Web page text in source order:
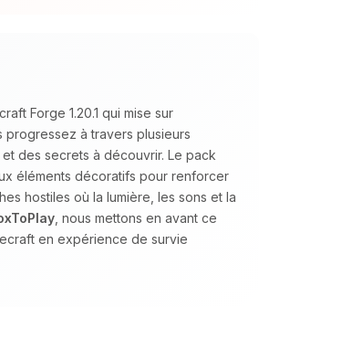
Forge 1.20.1 qui mise sur
progressez à travers plusieurs
des secrets à découvrir. Le pack
éléments décoratifs pour renforcer
hostiles où la lumière, les sons et la
, nous mettons en avant ce
en expérience de survie